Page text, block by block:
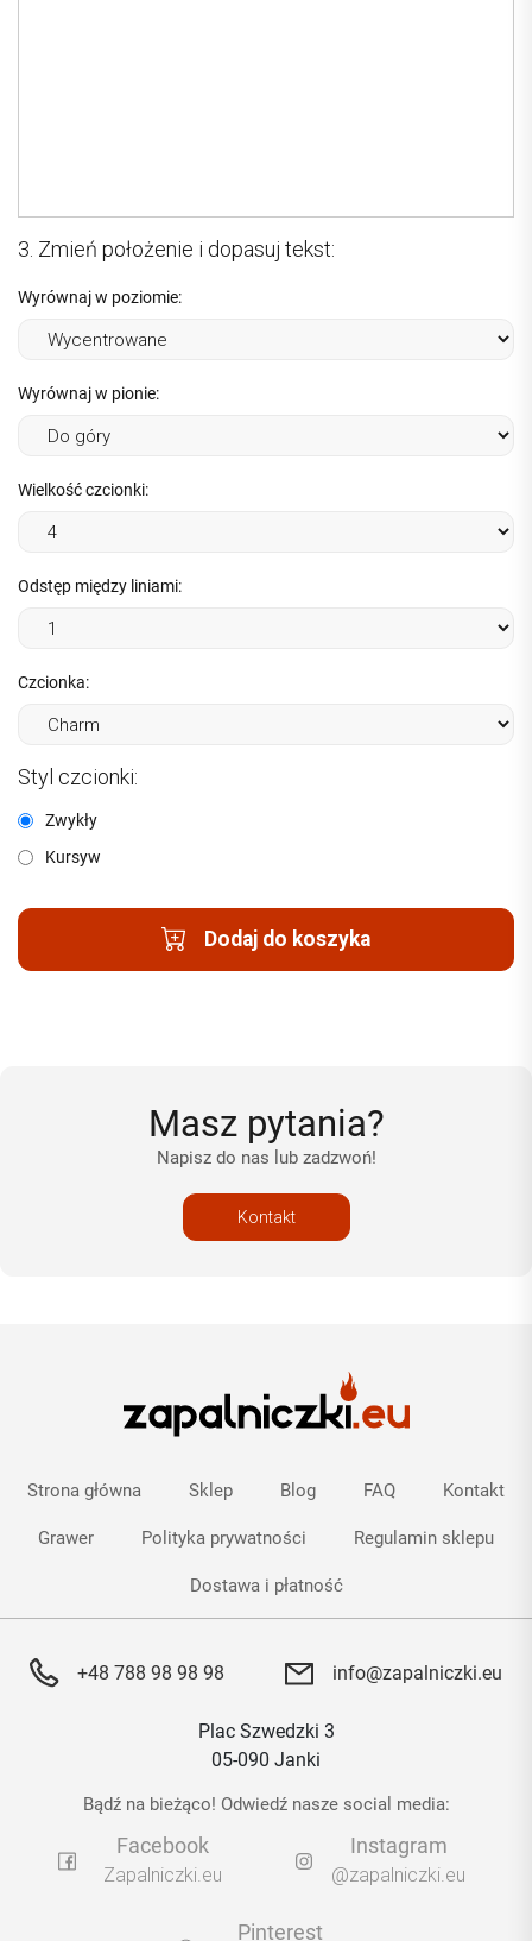
3. Zmień położenie i dopasuj tekst:
Wyrównaj w poziomie:
Wyrównaj w pionie:
Wielkość czcionki:
Odstęp między liniami:
Czcionka:
Styl czcionki:
Zwykły
Kursyw
Dodaj do koszyka
Masz pytania?
Napisz do nas lub zadzwoń!
Kontakt
Strona główna Sklep Blog FAQ Kontakt
Grawer Polityka prywatności Regulamin sklepu
Dostawa i płatność
+48 788 98 98 98 info@zapalniczki.eu
Plac Szwedzki 3
05-090 Janki
Bądź na bieżąco! Odwiedź nasze social media:
Facebook
Zapalniczki.eu
Instagram
@zapalniczki.eu
Pinterest